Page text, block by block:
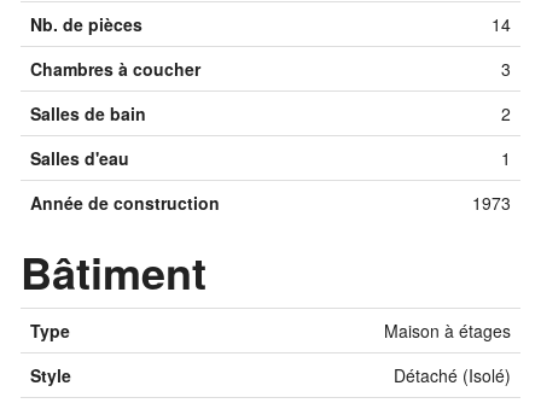
Nb. de pièces
14
Chambres à coucher
3
Salles de bain
2
Salles d'eau
1
Année de construction
1973
Bâtiment
Type
Maison à étages
Style
Détaché (Isolé)